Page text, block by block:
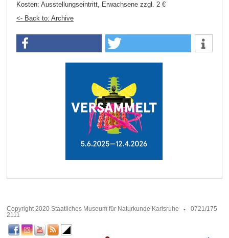
Kosten: Ausstellungseintritt, Erwachsene zzgl. 2 €
<- Back to: Archive
Copyright 2020 Staatliches Museum für Naturkunde Karlsruhe
0721/175
2111